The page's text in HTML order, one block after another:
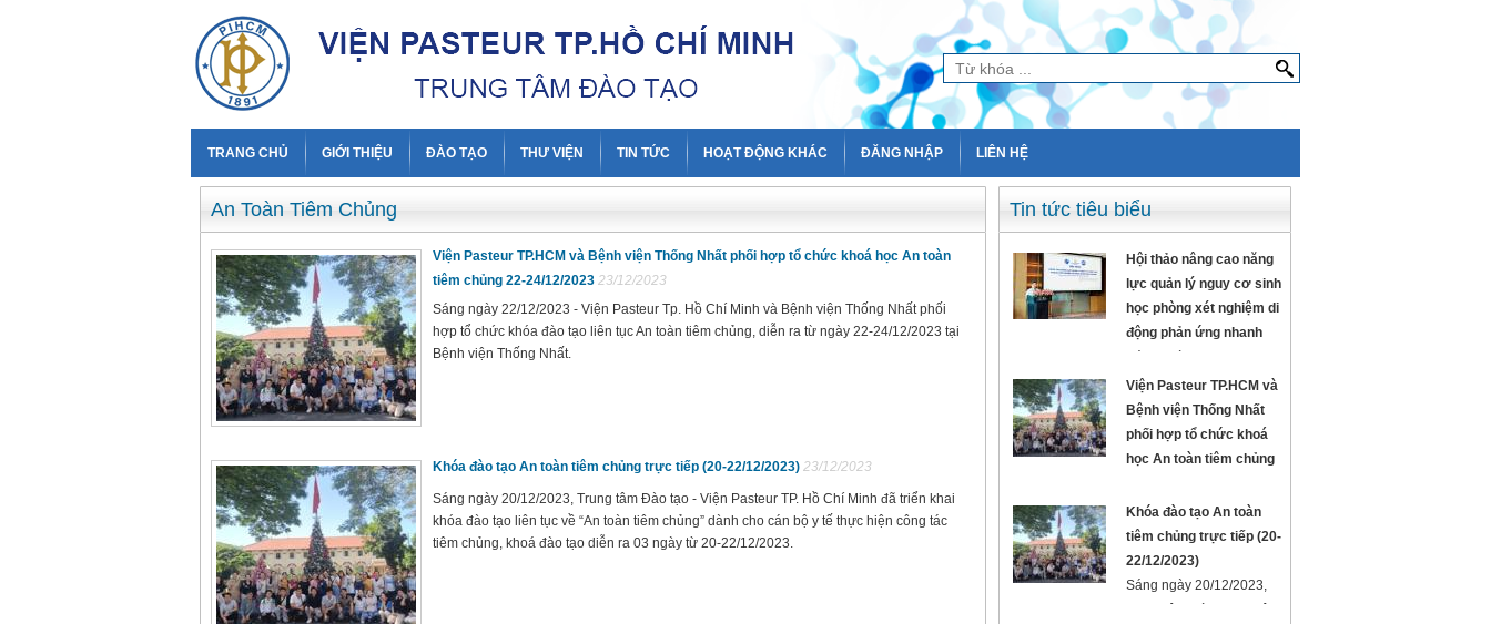
TRANG CHỦ GIỚI THIỆU ĐÀO TẠO THƯ VIỆN TIN TỨC HOẠT ĐỘNG KHÁC ĐĂNG NHẬP LIÊN HỆ
An Toàn Tiêm Chủng
Viện Pasteur TP.HCM và Bệnh viện Thống Nhất phối hợp tổ chức khoá học An toàn
tiêm chủng 22-24/12/2023 23/12/2023
Sáng ngày 22/12/2023 - Viện Pasteur Tp. Hồ Chí Minh và Bệnh viện Thống Nhất phối
hợp tổ chức khóa đào tạo liên tục An toàn tiêm chủng, diễn ra từ ngày 22-24/12/2023 tại
Bệnh viện Thống Nhất.
Khóa đào tạo An toàn tiêm chủng trực tiếp (20-22/12/2023) 23/12/2023
Sáng ngày 20/12/2023, Trung tâm Đào tạo - Viện Pasteur TP. Hồ Chí Minh đã triển khai
khóa đào tạo liên tục về “An toàn tiêm chủng” dành cho cán bộ y tế thực hiện công tác
tiêm chủng, khoá đào tạo diễn ra 03 ngày từ 20-22/12/2023.
Tin tức tiêu biểu
Hội thảo nâng cao năng
lực quản lý nguy cơ sinh
học phòng xét nghiệm di
động phản ứng nhanh
Hội thảo “Nâng cao năng
lực về quản lý nguy cơ
sinh ...
Viện Pasteur TP.HCM và
Bệnh viện Thống Nhất
phối hợp tổ chức khoá
học An toàn tiêm chủng
Sáng ngày 22/12/2023 -
Viện Pasteur Tp. Hồ Chí
Minh và Bệnh viện Thống
Nhất ...
Khóa đào tạo An toàn
tiêm chủng trực tiếp (20-
22/12/2023)
Sáng ngày 20/12/2023,